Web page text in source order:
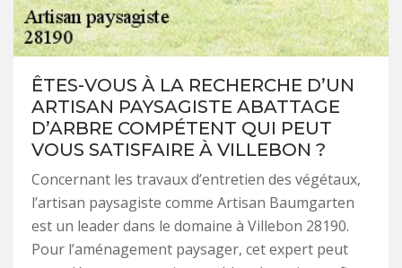
ÊTES-VOUS À LA RECHERCHE D’UN
ARTISAN PAYSAGISTE ABATTAGE
D’ARBRE COMPÉTENT QUI PEUT
VOUS SATISFAIRE À VILLEBON ?
Concernant les travaux d’entretien des végétaux,
l’artisan paysagiste comme Artisan Baumgarten
est un leader dans le domaine à Villebon 28190.
Pour l’aménagement paysager, cet expert peut